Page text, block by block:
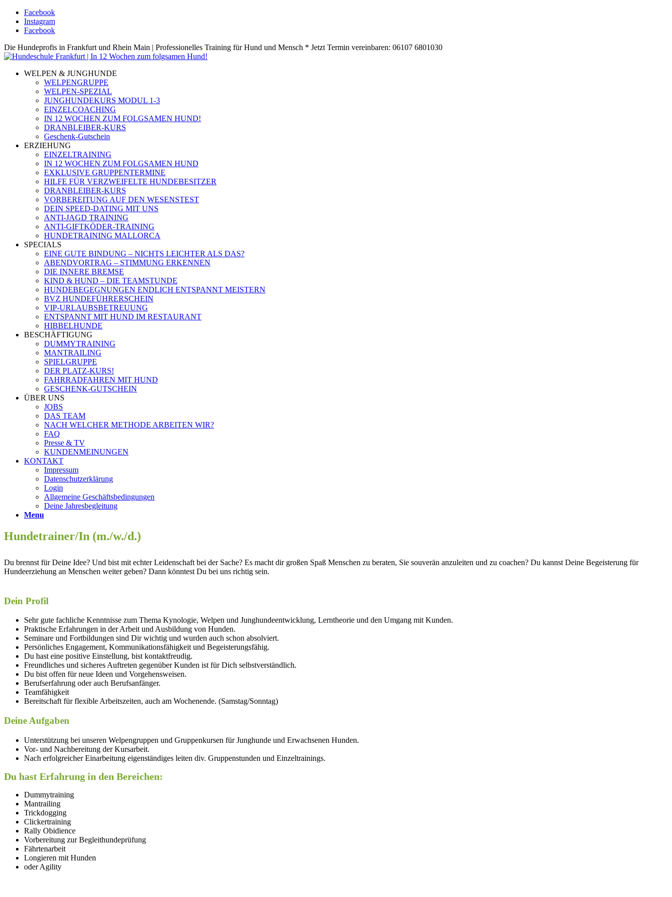
Facebook
Instagram
Facebook
Die Hundeprofis in Frankfurt und Rhein Main | Professionelles Training für Hund und Mensch * Jetzt Termin vereinbaren: 06107 6801030
WELPEN & JUNGHUNDE
WELPENGRUPPE
WELPEN-SPEZIAL
JUNGHUNDEKURS MODUL 1-3
EINZELCOACHING
IN 12 WOCHEN ZUM FOLGSAMEN HUND!
DRANBLEIBER-KURS
Geschenk-Gutschein
ERZIEHUNG
EINZELTRAINING
IN 12 WOCHEN ZUM FOLGSAMEN HUND
EXKLUSIVE GRUPPENTERMINE
HILFE FÜR VERZWEIFELTE HUNDEBESITZER
DRANBLEIBER-KURS
VORBEREITUNG AUF DEN WESENSTEST
DEIN SPEED-DATING MIT UNS
ANTI-JAGD TRAINING
ANTI-GIFTKÖDER-TRAINING
HUNDETRAINING MALLORCA
SPECIALS
EINE GUTE BINDUNG – NICHTS LEICHTER ALS DAS?
ABENDVORTRAG – STIMMUNG ERKENNEN
DIE INNERE BREMSE
KIND & HUND – DIE TEAMSTUNDE
HUNDEBEGEGNUNGEN ENDLICH ENTSPANNT MEISTERN
BVZ HUNDEFÜHRERSCHEIN
VIP-URLAUBSBETREUUNG
ENTSPANNT MIT HUND IM RESTAURANT
HIBBELHUNDE
BESCHÄFTIGUNG
DUMMYTRAINING
MANTRAILING
SPIELGRUPPE
DER PLATZ-KURS!
FAHRRADFAHREN MIT HUND
GESCHENK-GUTSCHEIN
ÜBER UNS
JOBS
DAS TEAM
NACH WELCHER METHODE ARBEITEN WIR?
FAQ
Presse & TV
KUNDENMEINUNGEN
KONTAKT
Impressum
Datenschutzerklärung
Login
Allgemeine Geschäftsbedingungen
Deine Jahresbegleitung
Menu
Hundetrainer/In (m./w./d.)
Du brennst für Deine Idee? Und bist mit echter Leidenschaft bei der Sache? Es macht dir großen Spaß Menschen zu beraten, Sie souverän anzuleiten und zu coachen? Du kannst Deine Begeisterung für
Hundeerziehung an Menschen weiter geben? Dann könntest Du bei uns richtig sein.
Dein Profil
Sehr gute fachliche Kenntnisse zum Thema Kynologie, Welpen und Junghundeentwicklung, Lerntheorie und den Umgang mit Kunden.
Praktische Erfahrungen in der Arbeit und Ausbildung von Hunden.
Seminare und Fortbildungen sind Dir wichtig und wurden auch schon absolviert.
Persönliches Engagement, Kommunikationsfähigkeit und Begeisterungsfähig.
Du hast eine positive Einstellung, bist kontaktfreudig.
Freundliches und sicheres Auftreten gegenüber Kunden ist für Dich selbstverständlich.
Du bist offen für neue Ideen und Vorgehensweisen.
Berufserfahrung oder auch Berufsanfänger.
Teamfähigkeit
Bereitschaft für flexible Arbeitszeiten, auch am Wochenende. (Samstag/Sonntag)
Deine Aufgaben
Unterstützung bei unseren Welpengruppen und Gruppenkursen für Junghunde und Erwachsenen Hunden.
Vor- und Nachbereitung der Kursarbeit.
Nach erfolgreicher Einarbeitung eigenständiges leiten div. Gruppenstunden und Einzeltrainings.
Du hast Erfahrung in den Bereichen:
Dummytraining
Mantrailing
Trickdogging
Clickertraining
Rally Obidience
Vorbereitung zur Begleithundeprüfung
Fährtenarbeit
Longieren mit Hunden
oder Agility